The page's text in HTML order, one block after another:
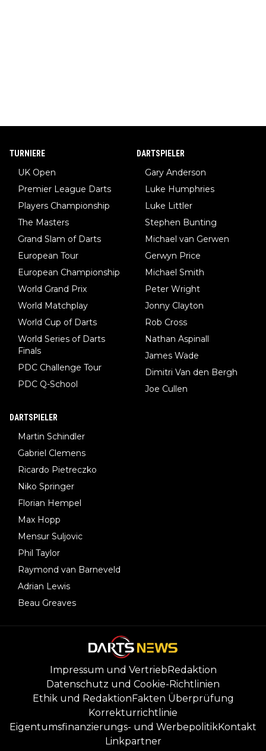
TURNIERE
UK Open
Premier League Darts
Players Championship
The Masters
Grand Slam of Darts
European Tour
European Championship
World Grand Prix
World Matchplay
World Cup of Darts
World Series of Darts
Finals
PDC Challenge Tour
PDC Q-School
DARTSPIELER
Gary Anderson
Luke Humphries
Luke Littler
Stephen Bunting
Michael van Gerwen
Gerwyn Price
Michael Smith
Peter Wright
Jonny Clayton
Rob Cross
Nathan Aspinall
James Wade
Dimitri Van den Bergh
Joe Cullen
DARTSPIELER
Martin Schindler
Gabriel Clemens
Ricardo Pietreczko
Niko Springer
Florian Hempel
Max Hopp
Mensur Suljovic
Phil Taylor
Raymond van Barneveld
Adrian Lewis
Beau Greaves
Impressum und VertriebRedaktion
Datenschutz und Cookie-Richtlinien
Ethik und RedaktionFakten Überprüfung
Korrekturrichtlinie
Eigentumsfinanzierungs- und WerbepolitikKontakt
Linkpartner